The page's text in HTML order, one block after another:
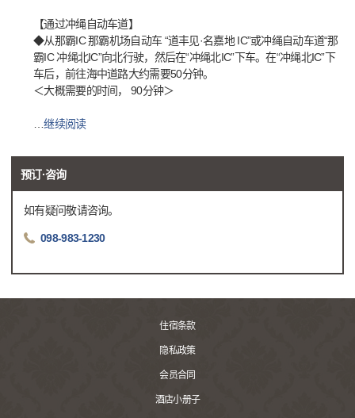
【通过冲绳自动车道】
◆从那霸IC 那霸机场自动车 “道丰见·名嘉地 IC”或冲绳自动车道“那
霸IC 冲绳北IC”向北行驶，然后在“冲绳北IC”下车。在“冲绳北IC”下
车后，前往海中道路大约需要50分钟。
＜大概需要的时间， 90分钟＞
…继续阅读
预订·咨询
如有疑问敬请咨询。
098-983-1230
住宿条款
隐私政策
会员合同
酒店小册子